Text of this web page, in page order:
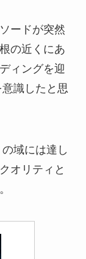
ードが突然
の近くにあ
ィングを迎
識したと思
域には達し
オリティと